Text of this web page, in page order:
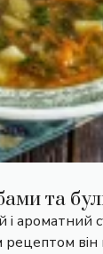
та
і ароматний
рецептом